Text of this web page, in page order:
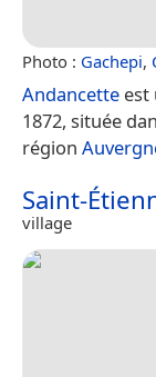
Photo : Gachepi,
Andancette est
1872, située
région
Saint-
village